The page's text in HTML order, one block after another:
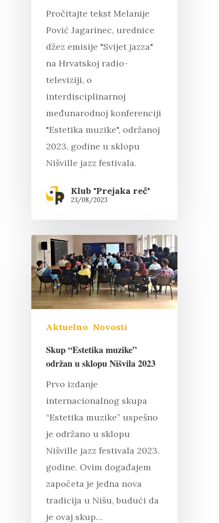
Pritisnite "Enter" da pretražite ili
"Esc" da izađete
Pročitajte tekst Melanije
Pović Jagarinec, urednice
džez emisije "Svijet jazza"
na Hrvatskoj radio-
televiziji, o
interdisciplinarnoj
međunarodnoj konferenciji
"Estetika muzike", održanoj
2023. godine u sklopu
Nišville jazz festivala.
Klub "Prejaka reč"
23/08/2023
Aktuelno Novosti
Skup “Estetika muzike”
održan u sklopu Nišvila 2023
Prvo izdanje
internacionalnog skupa
“Estetika muzike” uspešno
je održano u sklopu
Nišville jazz festivala 2023.
godine. Ovim događajem
započeta je jedna nova
tradicija u Nišu, budući da
je ovaj skup…